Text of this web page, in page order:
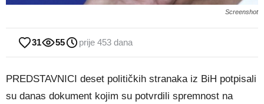
Screenshot
31 55 prije 453 dana
PREDSTAVNICI deset političkih stranaka iz BiH potpisali
su danas dokument kojim su potvrdili spremnost na